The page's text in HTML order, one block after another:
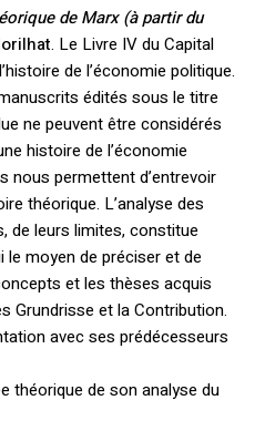
de Marx (à partir du
. Le Livre IV du Capital
de l’économie politique.
édités sous le titre
ne peuvent être considérés
histoire de l’économie
nous permettent d’entrevoir
théorique. L’analyse des
de leurs limites, constitue
moyen de préciser et de
et les thèses acquis
Grundrisse et la Contribution.
avec ses prédécesseurs
théorique de son analyse du